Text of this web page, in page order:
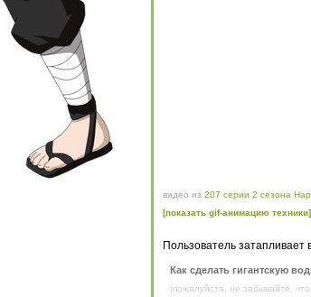
видео из 207 серии 2 сезона
[показать gif-анимацию техники]
Пользователь затапливает
Как сделать гигантскую
(пожалуйста, не забывайте,